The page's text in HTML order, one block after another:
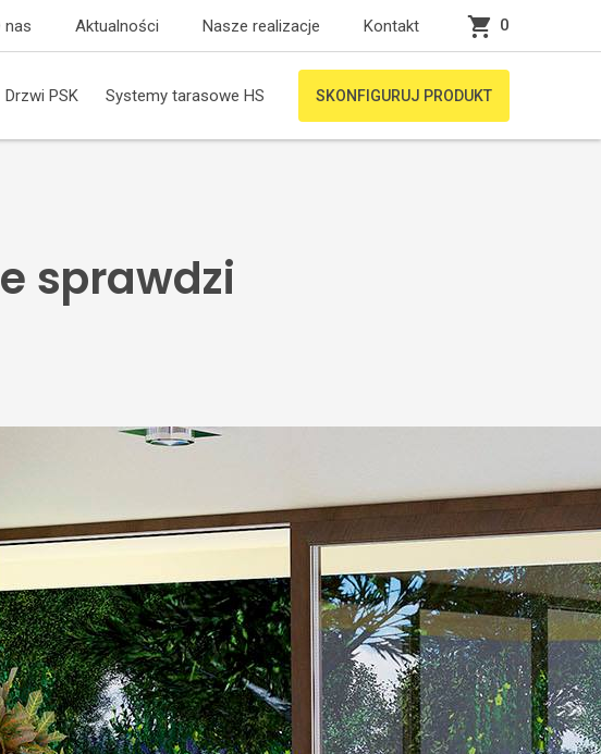
nas Aktualności Nasze realizacje Kontakt 0
Drzwi PSK Systemy tarasowe HS SKONFIGURUJ PRODUKT
sprawdzi